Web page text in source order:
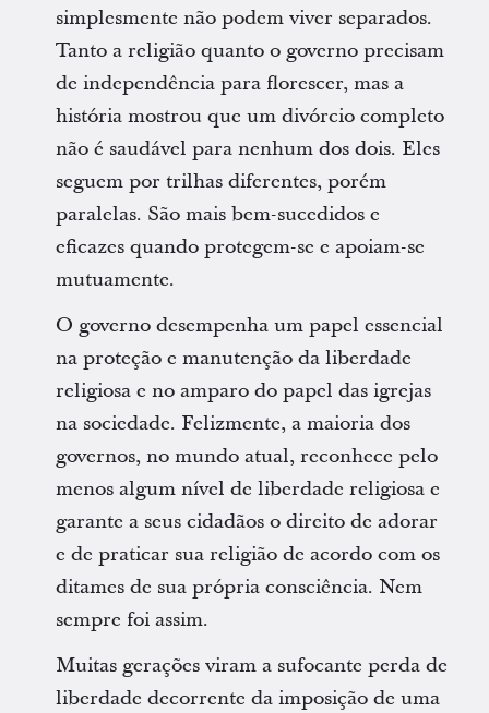
simplesmente não podem viver separados.
Tanto a religião quanto o governo precisam
de independência para florescer, mas a
história mostrou que um divórcio completo
não é saudável para nenhum dos dois. Eles
seguem por trilhas diferentes, porém
paralelas. São mais bem-sucedidos e
eficazes quando protegem-se e apoiam-se
mutuamente.
O governo desempenha um papel essencial
na proteção e manutenção da liberdade
religiosa e no amparo do papel das igrejas
na sociedade. Felizmente, a maioria dos
governos, no mundo atual, reconhece pelo
menos algum nível de liberdade religiosa e
garante a seus cidadãos o direito de adorar
e de praticar sua religião de acordo com os
ditames de sua própria consciência. Nem
sempre foi assim.
Muitas gerações viram a sufocante perda de
liberdade decorrente da imposição de uma